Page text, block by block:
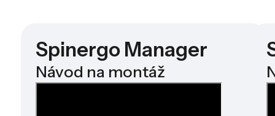
Spinergo Manager
Návod na montáž